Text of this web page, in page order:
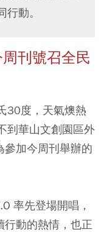
動。
周刊號召全民
30度，天氣燠熱
到華山文創園區外
參加今周刊舉辦的
率先登場開唱，
行動的熱情，也正